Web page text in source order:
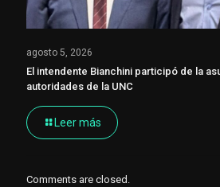
agosto 5, 2026
El intendente Bianchini participó de la
autoridades de la UNC
Leer más
Comments are closed.